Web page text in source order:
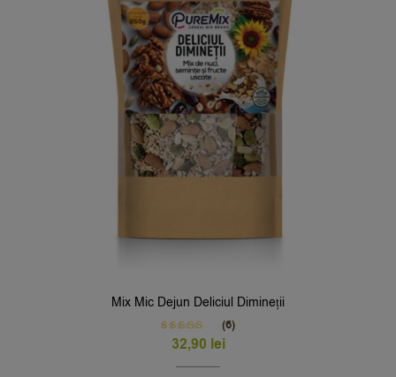
Mix Mic Dejun Deliciul Dimineții
Rated5.00
out of 5
(6)
32,90 lei